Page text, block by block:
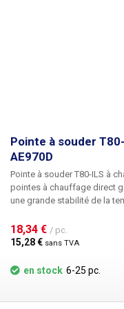
Pointe à souder
AE970D
Pointe à souder T80-ILS à
pointes à chauffage direct
une grande stabilité de la
brasage de grandes
connecteurs ou des fils de grande section. Le
acier inoxydable, la pointe
électrolyse.Attention, les
postes de soudure
T80-ILS tip
18,34 € / pc.
15,28 € sans TVA
en stock 6-25 pc.